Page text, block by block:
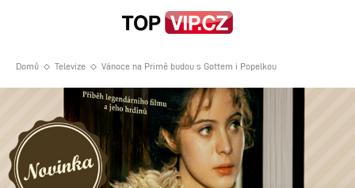
Domů Televize Vánoce na Primě budou s Gottem i Popelkou